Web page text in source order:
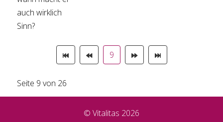
auch wirklich
Sinn?
9
Seite 9 von 26
© Vitalitas 2026